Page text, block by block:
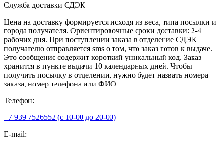
Служба доставки СДЭК
Цена на доставку формируется исходя из веса, типа посылки и
города получателя. Ориентировочные сроки доставки: 2-4
рабочих дня. При поступлении заказа в отделение СДЭК
получателю отправляется sms о том, что заказ готов к выдаче.
Это сообщение содержит короткий уникальный код. Заказ
хранится в пункте выдачи 10 календарных дней. Чтобы
получить посылку в отделении, нужно будет назвать номера
заказа, номер телефона или ФИО
Телефон:
+7 939 7526552 (с 10-00 до 20-00)
E-mail: